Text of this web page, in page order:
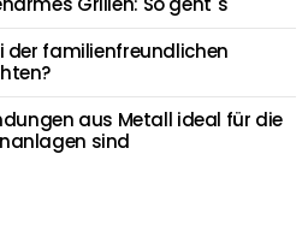
der familienfreundlichen
aus Metall ideal für die
sind